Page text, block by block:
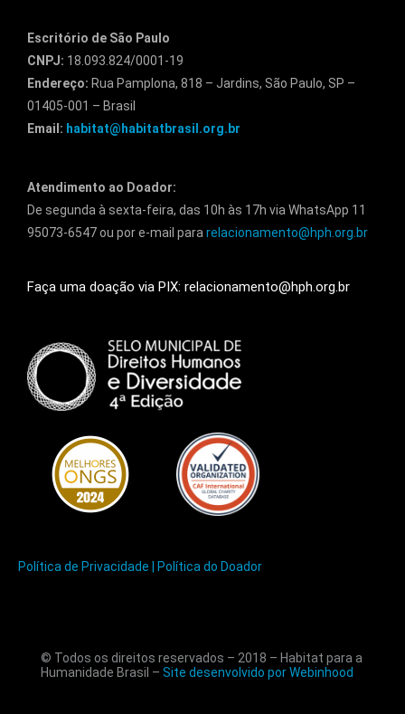
Escritório de São Paulo
CNPJ: 18.093.824/0001-19
Endereço: Rua Pamplona, 818 – Jardins, São Paulo, SP –
01405-001 – Brasil
Email: habitat@habitatbrasil.org.br
Atendimento ao Doador:
De segunda à sexta-feira, das 10h às 17h via WhatsApp 11
95073-6547 ou por e-mail para relacionamento@hph.org.br
Faça uma doação via PIX: relacionamento@hph.org.br
Política de Privacidade | Política do Doador
© Todos os direitos reservados – 2018 – Habitat para a
Humanidade Brasil – Site desenvolvido por Webinhood